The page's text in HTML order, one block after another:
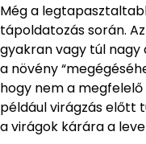
Még a
tápoldatozás során.
gyakran vagy túl
a növény
hogy nem a
például virágzás előtt
a virágok kárára a